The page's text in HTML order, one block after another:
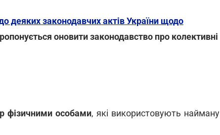
деяких законодавчих актів України щодо
оновити законодавство про колективні
фізичними особами, які використовують найману